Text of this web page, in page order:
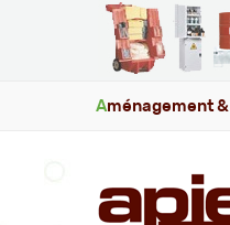
Aménagement &